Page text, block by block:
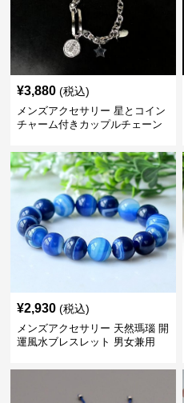
¥3,880 (税込)
メンズアクセサリー 星とコイン
チャーム付きカップルチェーン
¥2,930 (税込)
メンズアクセサリー 天然瑪瑙 開
運風水ブレスレット 男女兼用